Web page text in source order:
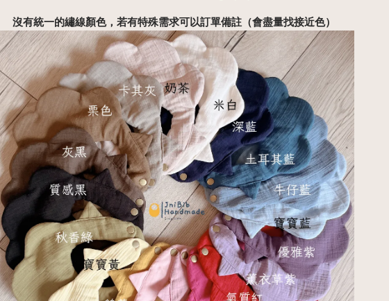
沒有統一的繡線顏色，若有特殊需求可以訂單備註（會盡量找接近色）